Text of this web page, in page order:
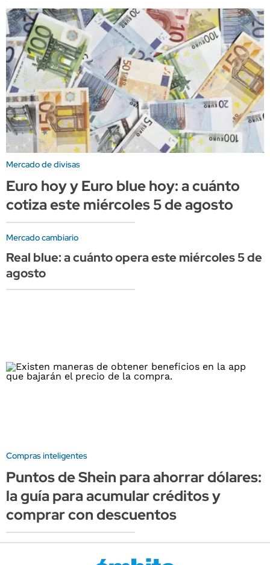
Mercado de divisas
Euro hoy y Euro blue hoy: a cuánto
cotiza este miércoles 5 de agosto
Mercado cambiario
Real blue: a cuánto opera este miércoles 5 de
agosto
Compras inteligentes
Puntos de Shein para ahorrar dólares:
la guía para acumular créditos y
comprar con descuentos